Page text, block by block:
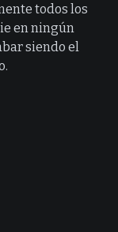
todos los
en ningún
siendo el